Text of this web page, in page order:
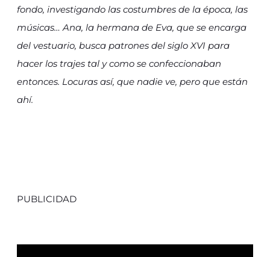
fondo, investigando las costumbres de la época, las
músicas… Ana, la hermana de Eva, que se encarga
del vestuario, busca patrones del siglo XVI para
hacer los trajes tal y como se confeccionaban
entonces. Locuras así, que nadie ve, pero que están
ahí.
PUBLICIDAD